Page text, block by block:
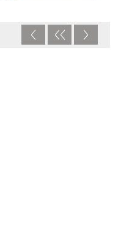
< << >